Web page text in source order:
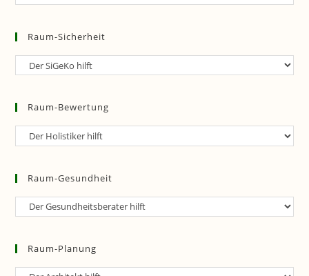
Raum-Sicherheit
Raum-
Raum-Bewertung
Raum-
Raum-Gesundheit
Raum-
Raum-Planung